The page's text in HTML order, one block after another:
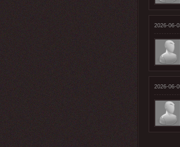
2026-06-
2026-06-